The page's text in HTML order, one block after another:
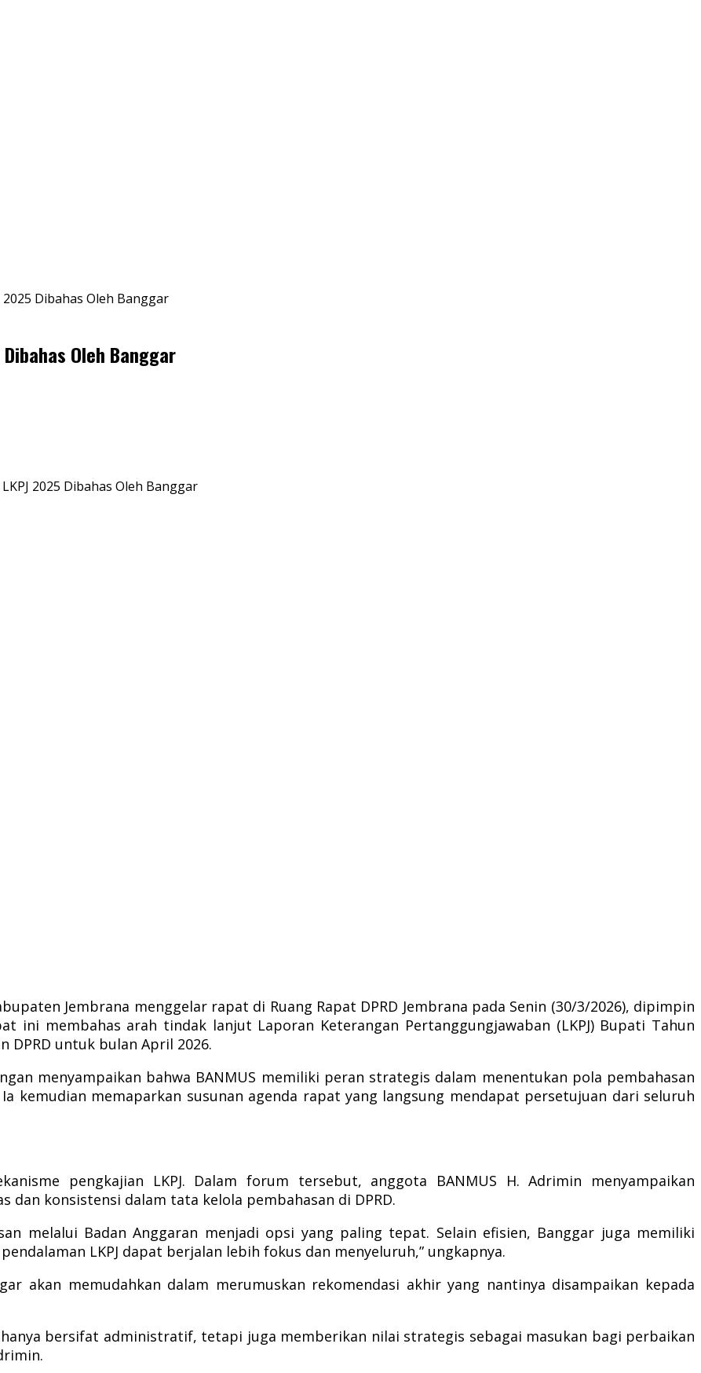
Dibahas Oleh Banggar
Oleh Banggar
2025 Dibahas Oleh Banggar
Jembrana menggelar rapat di Ruang Rapat DPRD Jembrana pada Senin (30/3/2026), dipimpin
ini membahas arah tindak lanjut Laporan Keterangan Pertanggungjawaban (LKPJ) Bupati Tahun
DPRD untuk bulan April 2026.
menyampaikan bahwa BANMUS memiliki peran strategis dalam menentukan pola pembahasan
kemudian memaparkan susunan agenda rapat yang langsung mendapat persetujuan dari seluruh
pengkajian LKPJ. Dalam forum tersebut, anggota BANMUS H. Adrimin menyampaikan
dan konsistensi dalam tata kelola pembahasan di DPRD.
melalui Badan Anggaran menjadi opsi yang paling tepat. Selain efisien, Banggar juga memiliki
LKPJ dapat berjalan lebih fokus dan menyeluruh,” ungkapnya.
akan memudahkan dalam merumuskan rekomendasi akhir yang nantinya disampaikan kepada
bersifat administratif, tetapi juga memberikan nilai strategis sebagai masukan bagi perbaikan